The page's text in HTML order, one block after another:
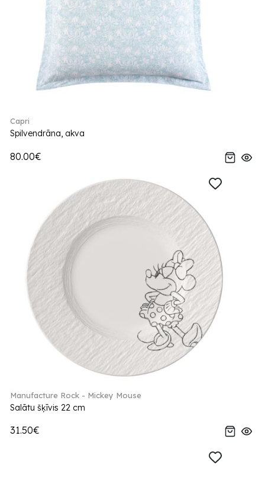
Capri
Spilvendrāna, akva
80.00€
Manufacture Rock - Mickey Mouse
Salātu šķīvis 22 cm
31.50€